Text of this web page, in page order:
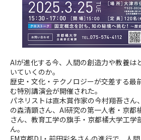
AIが進化する今、人間の創造力や教養は
いていくのか。
歴史・文化・テクノロジーが交差する最
む特別講演会が開催された。
パネリストは直木賞作家の今村翔吾さん
の森清顕さん、AI研究の第一人者・京都
さん、教育工学の旗手・京都橘大学工学
ん。